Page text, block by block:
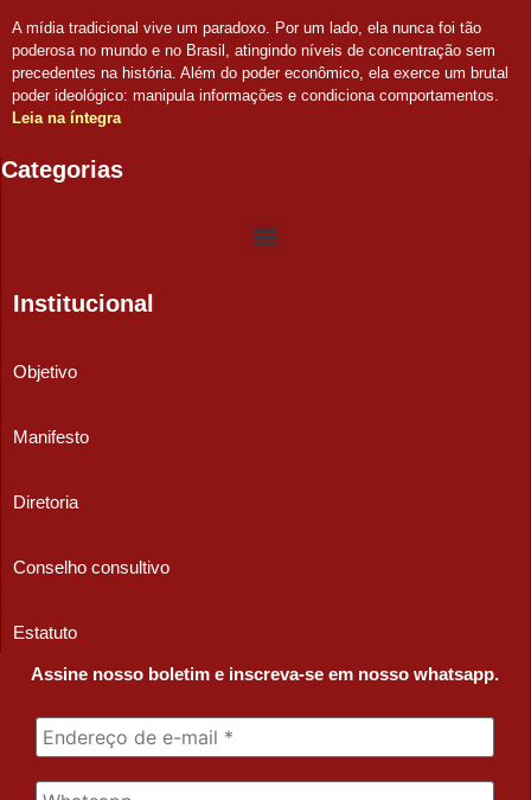
A mídia tradicional vive um paradoxo. Por um lado, ela nunca foi tão
poderosa no mundo e no Brasil, atingindo níveis de concentração sem
precedentes na história. Além do poder econômico, ela exerce um brutal
poder ideológico: manipula informações e condiciona comportamentos.
Leia na íntegra
Categorias
Institucional
Objetivo
Manifesto
Diretoria
Conselho consultivo
Estatuto
Assine nosso boletim e inscreva-se em nosso whatsapp.